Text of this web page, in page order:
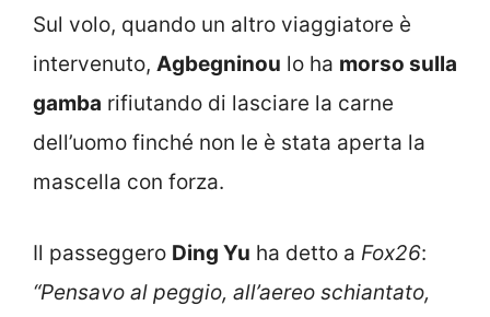
Sul volo, quando un altro viaggiatore è
intervenuto, Agbegninou lo ha morso sulla
gamba rifiutando di lasciare la carne
dell’uomo finché non le è stata aperta la
mascella con forza.
Il passeggero Ding Yu ha detto a Fox26:
“Pensavo al peggio, all’aereo schiantato,